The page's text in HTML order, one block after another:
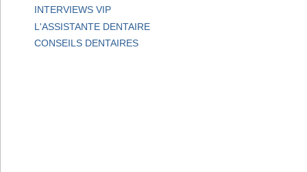
INTERVIEWS VIP
L'ASSISTANTE DENTAIRE
CONSEILS DENTAIRES